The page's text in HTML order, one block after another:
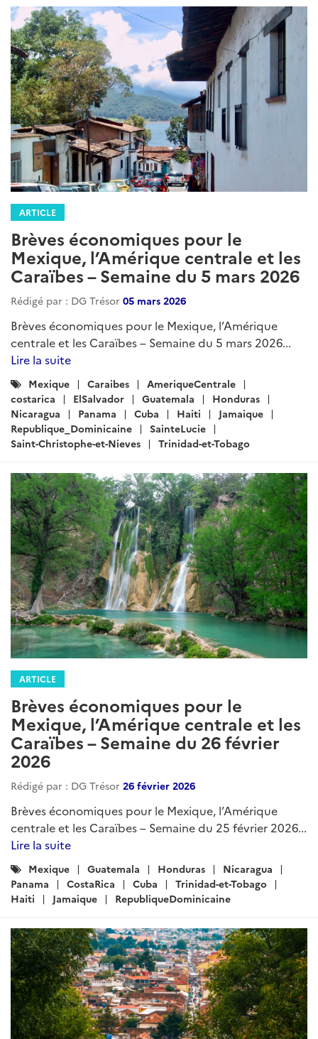
ARTICLE
Brèves économiques pour le
Mexique, l’Amérique centrale et les
Caraïbes – Semaine du 5 mars 2026
Rédigé par : DG Trésor 05 mars 2026
Brèves économiques pour le Mexique, l’Amérique
centrale et les Caraïbes – Semaine du 5 mars 2026...
Lire la suite
Catégories
:
Mexique Caraibes
AmeriqueCentrale
costarica
ElSalvador Guatemala
Honduras
Nicaragua
Panama Cuba Haiti
Jamaique
Republique_Dominicaine
SainteLucie
Saint-Christophe-et-Nieves
Trinidad-et-Tobago
ARTICLE
Brèves économiques pour le
Mexique, l’Amérique centrale et les
Caraïbes – Semaine du 26 février
2026
Rédigé par : DG Trésor 26 février 2026
Brèves économiques pour le Mexique, l’Amérique
centrale et les Caraïbes – Semaine du 25 février 2026...
Lire la suite
Catégories
:
Mexique Guatemala Honduras
Nicaragua
Panama
CostaRica Cuba
Trinidad-et-Tobago
Haiti
Jamaique RepubliqueDominicaine